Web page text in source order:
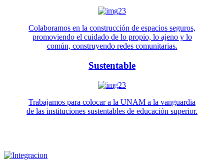
Colaboramos en la construcción de espacios seguros,
promoviendo el cuidado de lo propio, lo ajeno y lo
común, construyendo redes comunitarias.
Sustentable
Trabajamos para colocar a la UNAM a la vanguardia
de las instituciones sustentables de educación superior.